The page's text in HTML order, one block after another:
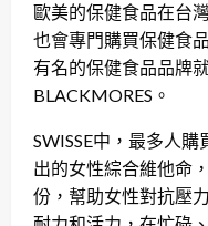
歐美的保健食品在台
也會專門購買保健食
有名的保健食品品牌
BLACKMORES。
SWISSE中，最多人
出的女性綜合維他命
份，幫助女性對抗壓